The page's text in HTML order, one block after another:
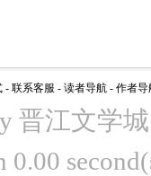
- 联系客服 - 读者导航 - 作者导
晋江文学
0.00